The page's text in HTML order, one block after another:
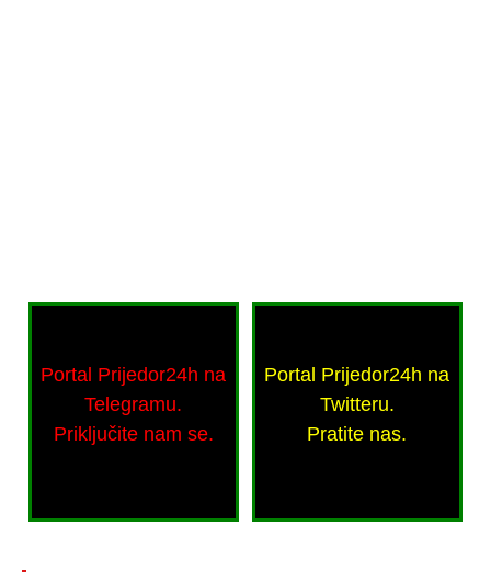
Portal Prijedor24h na
Telegramu.
Priključite nam se.
Portal Prijedor24h na
Twitteru.
Pratite nas.